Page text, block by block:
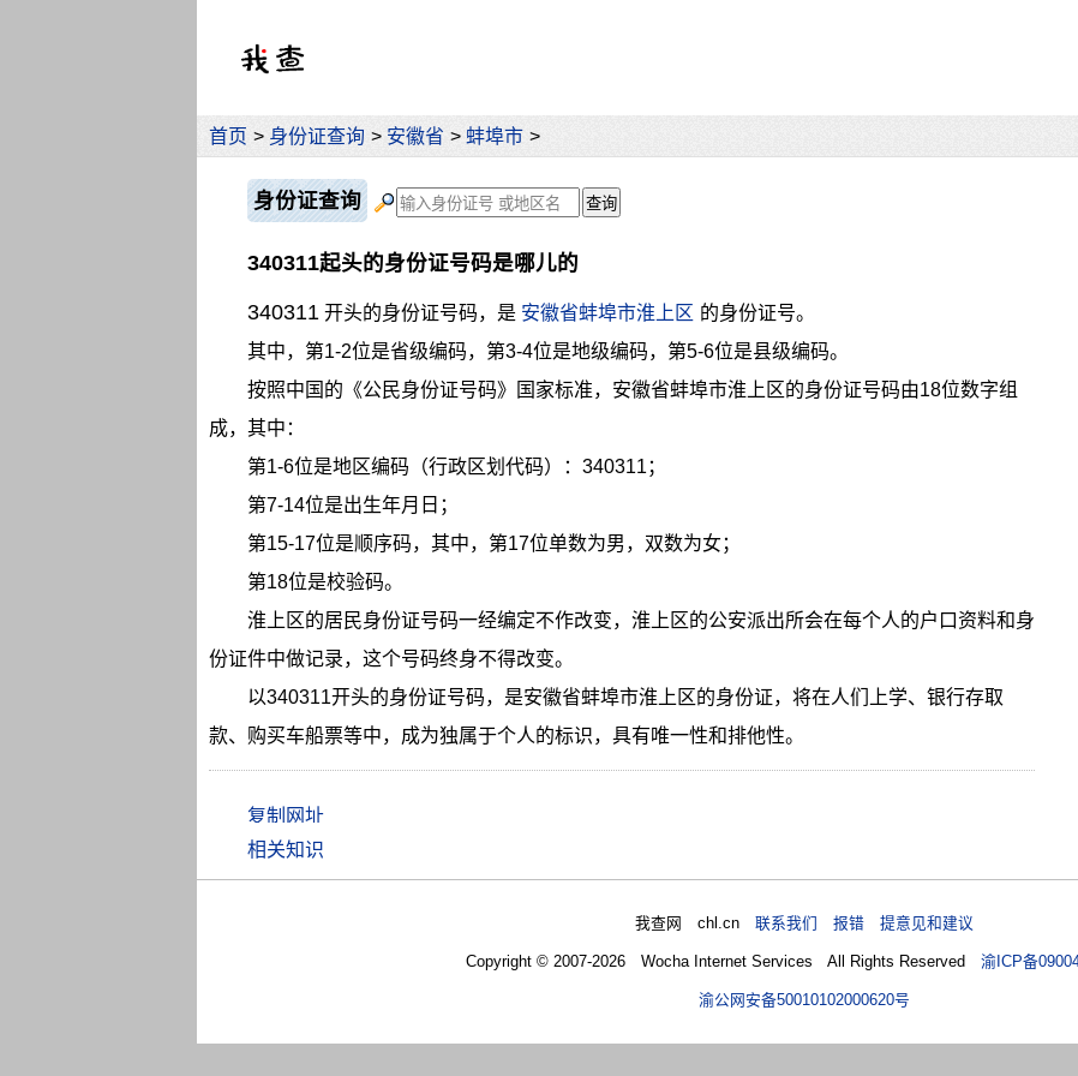
首页 > 身份证查询 > 安徽省 > 蚌埠市 >
身份证查询
340311起头的身份证号码是哪儿的
340311 开头的身份证号码，是 安徽省蚌埠市淮上区 的身份证号。
其中，第1-2位是省级编码，第3-4位是地级编码，第5-6位是县级编码。
按照中国的《公民身份证号码》国家标准，安徽省蚌埠市淮上区的身份证号码由18位数字组
成，其中：
第1-6位是地区编码（行政区划代码）：340311；
第7-14位是出生年月日；
第15-17位是顺序码，其中，第17位单数为男，双数为女；
第18位是校验码。
淮上区的居民身份证号码一经编定不作改变，淮上区的公安派出所会在每个人的户口资料和身
份证件中做记录，这个号码终身不得改变。
以340311开头的身份证号码，是安徽省蚌埠市淮上区的身份证，将在人们上学、银行存取
款、购买车船票等中，成为独属于个人的标识，具有唯一性和排他性。
相关知识
我查网 chl.cn联系我们 报错 提意见和建议
Copyright © 2007-2026 Wocha Internet Services All Rights Reserved渝ICP备
渝公网安备50010102000620号